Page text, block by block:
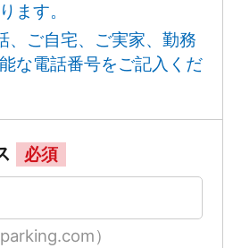
ます。
、ご自宅、ご実家、勤務
な電話番号をご記入くだ
必須
）